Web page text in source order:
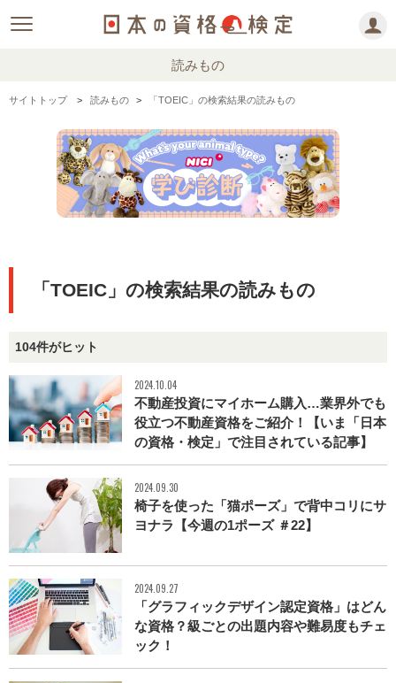
読みもの
サイトトップ 読みもの 「TOEIC」の検索結果の読みもの
「TOEIC」の検索結果の読みもの
104件がヒット
2024.10.04
不動産投資にマイホーム購入…業界外でも
役立つ不動産資格をご紹介！【いま「日本
の資格・検定」で注目されている記事】
2024.09.30
椅子を使った「猫ポーズ」で背中コリにサ
ヨナラ【今週の1ポーズ ＃22】
2024.09.27
「グラフィックデザイン認定資格」はどん
な資格？級ごとの出題内容や難易度もチェ
ック！